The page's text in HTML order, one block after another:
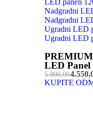
LED paneli
Nadgradni
Nadgradni
Ugradni LED
Ugradni LED
PREMIUM
LED Panel
5.800,00
KUPITE